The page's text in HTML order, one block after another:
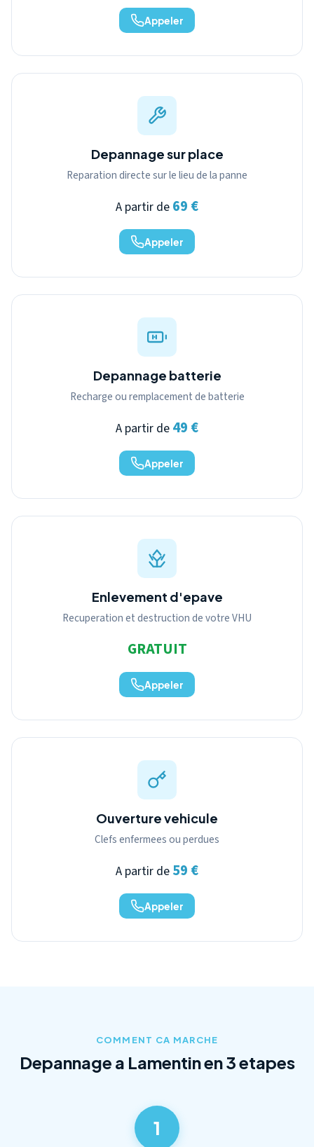
Appeler
Depannage sur place
Reparation directe sur le lieu de la panne
A partir de 69 €
Appeler
Depannage batterie
Recharge ou remplacement de batterie
A partir de 49 €
Appeler
Enlevement d'epave
Recuperation et destruction de votre VHU
GRATUIT
Appeler
Ouverture vehicule
Clefs enfermees ou perdues
A partir de 59 €
Appeler
COMMENT CA MARCHE
Depannage a Lamentin en 3 etapes
1